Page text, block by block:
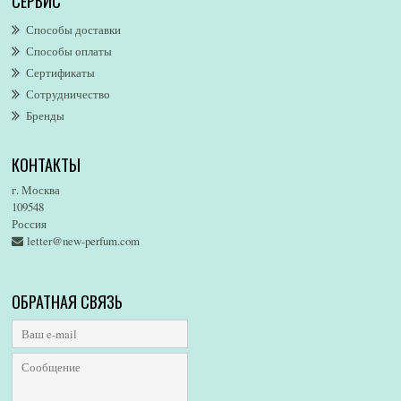
Alsayad
Altaia
Alvarez Gomez
Alviero Martini
Alyson Oldoini
American Eagle
Amore Segreto
Amorino
Amouage
Amzan
Andre D`Archer
Andrea Maack
Способы доставки
Способы оплаты
Сертификаты
Сотрудничество
Бренды
КОНТАКТЫ
г. Москва
109548
Россия
letter@new-perfum.com
ОБРАТНАЯ СВЯЗЬ